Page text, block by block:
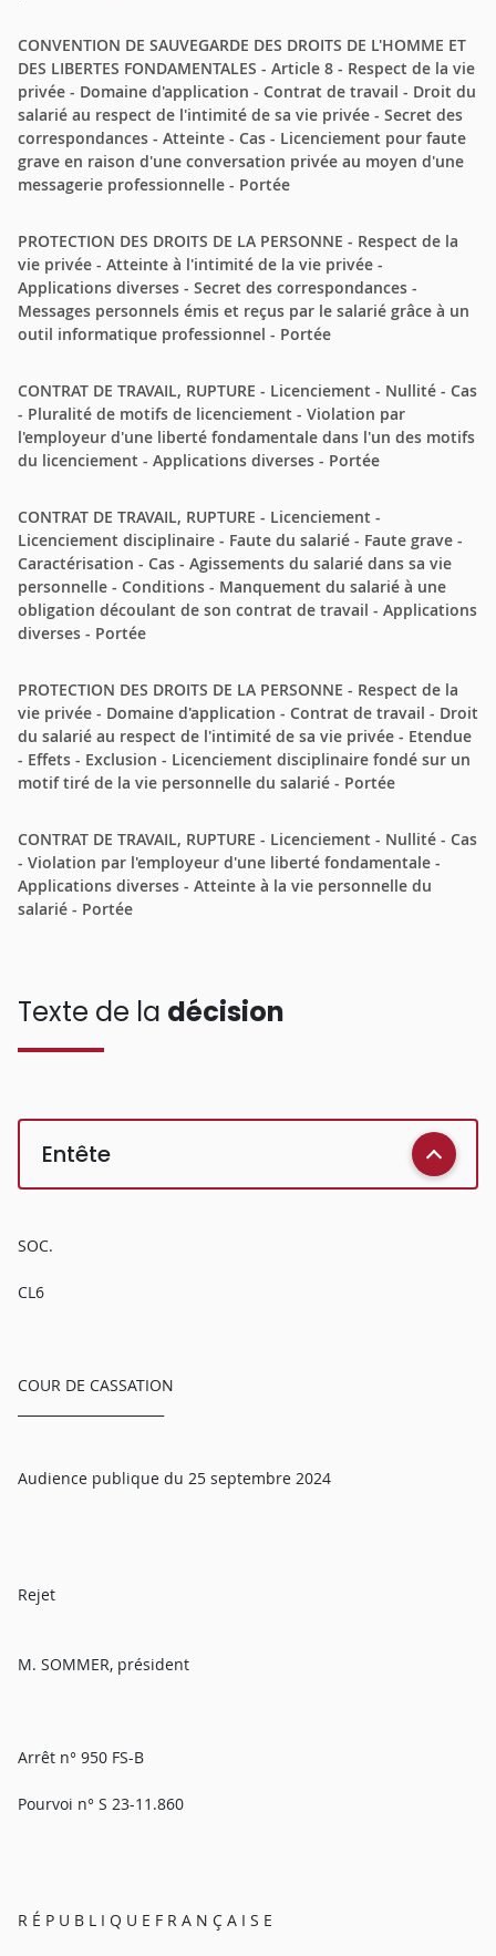
CONVENTION DE SAUVEGARDE DES DROITS DE L'HOMME ET
DES LIBERTES FONDAMENTALES - Article 8 - Respect de la vie
privée - Domaine d'application - Contrat de travail - Droit du
salarié au respect de l'intimité de sa vie privée - Secret des
correspondances - Atteinte - Cas - Licenciement pour faute
grave en raison d'une conversation privée au moyen d'une
messagerie professionnelle - Portée
PROTECTION DES DROITS DE LA PERSONNE - Respect de la
vie privée - Atteinte à l'intimité de la vie privée -
Applications diverses - Secret des correspondances -
Messages personnels émis et reçus par le salarié grâce à un
outil informatique professionnel - Portée
CONTRAT DE TRAVAIL, RUPTURE - Licenciement - Nullité - Cas
- Pluralité de motifs de licenciement - Violation par
l'employeur d'une liberté fondamentale dans l'un des motifs
du licenciement - Applications diverses - Portée
CONTRAT DE TRAVAIL, RUPTURE - Licenciement -
Licenciement disciplinaire - Faute du salarié - Faute grave -
Caractérisation - Cas - Agissements du salarié dans sa vie
personnelle - Conditions - Manquement du salarié à une
obligation découlant de son contrat de travail - Applications
diverses - Portée
PROTECTION DES DROITS DE LA PERSONNE - Respect de la
vie privée - Domaine d'application - Contrat de travail - Droit
du salarié au respect de l'intimité de sa vie privée - Etendue
- Effets - Exclusion - Licenciement disciplinaire fondé sur un
motif tiré de la vie personnelle du salarié - Portée
CONTRAT DE TRAVAIL, RUPTURE - Licenciement - Nullité - Cas
- Violation par l'employeur d'une liberté fondamentale -
Applications diverses - Atteinte à la vie personnelle du
salarié - Portée
Texte de la décision
Entête
SOC.
CL6
COUR DE CASSATION
Audience publique du 25 septembre 2024
Rejet
M. SOMMER, président
Arrêt n° 950 FS-B
Pourvoi n° S 23-11.860
R É P U B L I Q U E F R A N Ç A I S E